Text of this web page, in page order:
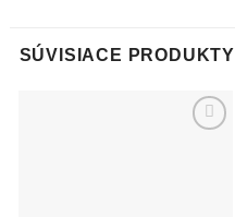
SÚVISIACE PRODUKTY